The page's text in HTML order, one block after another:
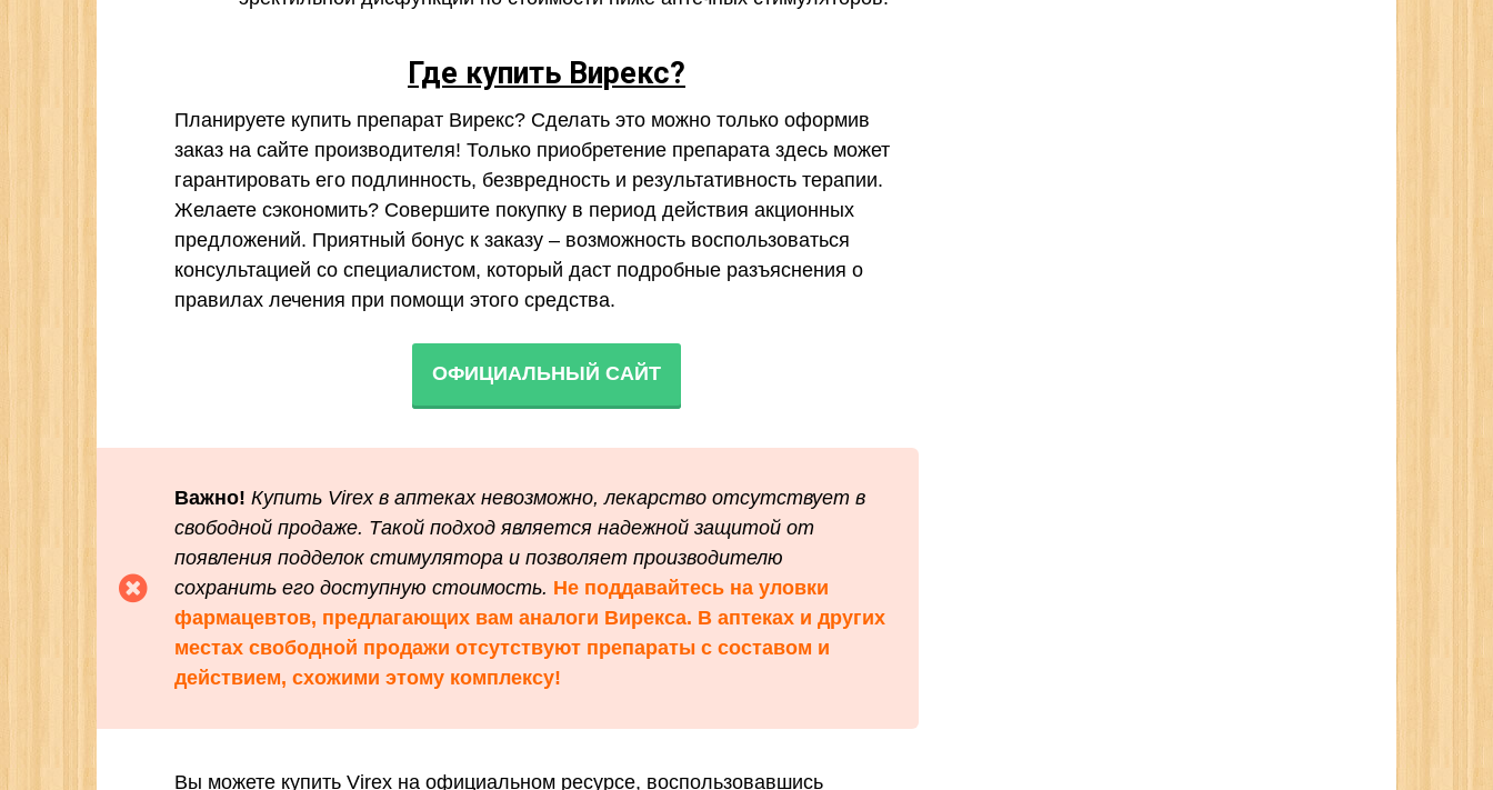
Где купить Вирекс?
Планируете купить препарат Вирекс? Сделать это можно только оформив
заказ на сайте производителя! Только приобретение препарата здесь может
гарантировать его подлинность, безвредность и результативность терапии.
Желаете сэкономить? Совершите покупку в период действия акционных
предложений. Приятный бонус к заказу – возможность воспользоваться
консультацией со специалистом, который даст подробные разъяснения о
правилах лечения при помощи этого средства.
ОФИЦИАЛЬНЫЙ САЙТ
Важно! Купить Virex в аптеках невозможно, лекарство отсутствует в
свободной продаже. Такой подход является надежной защитой от
появления подделок стимулятора и позволяет производителю
сохранить его доступную стоимость. Не поддавайтесь на уловки
фармацевтов, предлагающих вам аналоги Вирекса. В аптеках и других
местах свободной продажи отсутствуют препараты с составом и
действием, схожими этому комплексу!
Вы можете купить Virex на официальном ресурсе, воспользовавшись